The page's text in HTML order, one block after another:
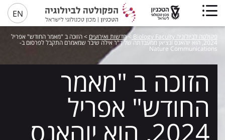
EN
פקולטה לביולוגיה Biology Faculty >חדשות ואירועים >הזוכה ב "מאמר החודש" אפריל
2024, הוא יוהאנס ונציאן ממעבדתה של ד"ר אילה שיבר שמאמרם התקבל לפרסום ב-
Nature Communications
הזוכה ב "מאמר
החודש" אפריל
2024, הוא יוהאנס